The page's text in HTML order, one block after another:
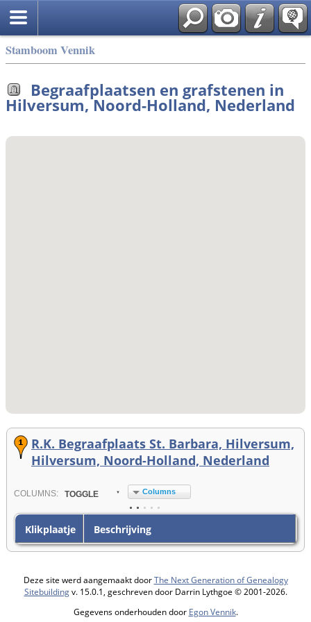
Stamboom Vennik
Begraafplaatsen en grafstenen in
Hilversum, Noord-Holland, Nederland
R.K. Begraafplaats St. Barbara, Hilversum,
Hilversum, Noord-Holland, Nederland
COLUMN S: TOGGLE Columns
Klikplaatje Beschrijving
Deze site werd aangemaakt doorThe Next Generation of Genealogy
Sitebuildingv. 15.0.1, geschreven door Darrin Lythgoe © 2001-2026.
Gegevens onderhouden door Egon Vennik.